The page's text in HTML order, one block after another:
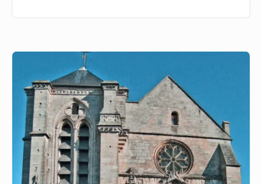
LONGPONT-
ORGE
(91)
Concert
de
l’Académie